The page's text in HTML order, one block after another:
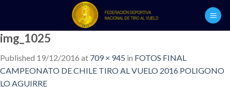
content
img_1025
Published 19/12/2016 at 709 × 945 in FOTOS FINAL
CAMPEONATO DE CHILE TIRO AL VUELO 2016 POLIGONO
LO AGUIRRE